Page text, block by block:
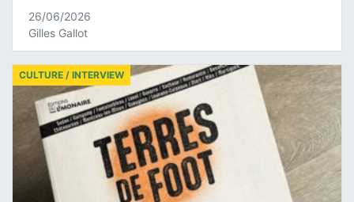
26/06/2026
Gilles Gallot
CULTURE / INTERVIEW